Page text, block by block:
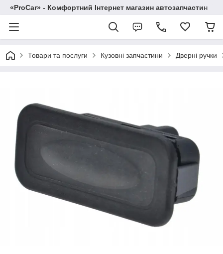
«ProCar» - Комфортний Інтернет магазин автозапчастин
Товари та послуги Кузовні запчастини Дверні ручки